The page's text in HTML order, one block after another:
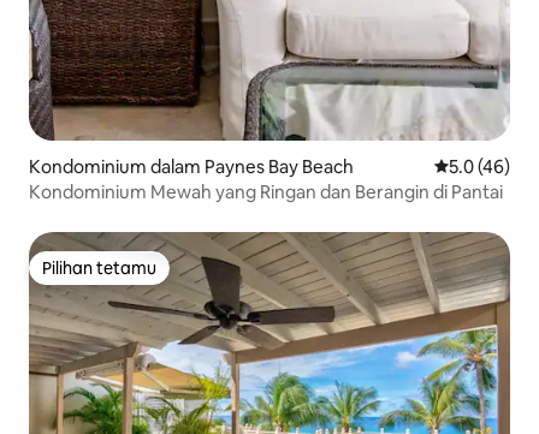
Kondominium dalam Paynes Bay Beach Penarafan
5.0 (46)
Kondominium Mewah yang Ringan dan Berangin di Pantai
Pilihan tetamu
Pilihan tetamu